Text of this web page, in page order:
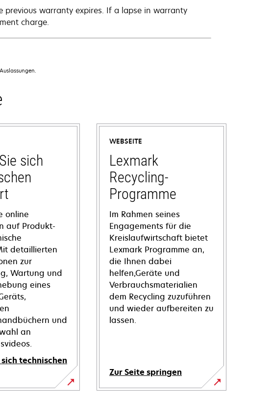
previous warranty expires. If a lapse in warranty
charge.
sich
online
auf Produkt-
detaillierten
zur
Wartung und
eines
und
an
sich technischen
WEBSEITE
Lexmark
Recycling-
Programme
Im Rahmen seines
Engagements für die
Kreislaufwirtschaft bietet
Lexmark Programme an,
die Ihnen dabei
helfen,Geräte und
Verbrauchsmaterialien
dem Recycling zuzuführen
und wieder aufbereiten zu
lassen.
Zur Seite springen